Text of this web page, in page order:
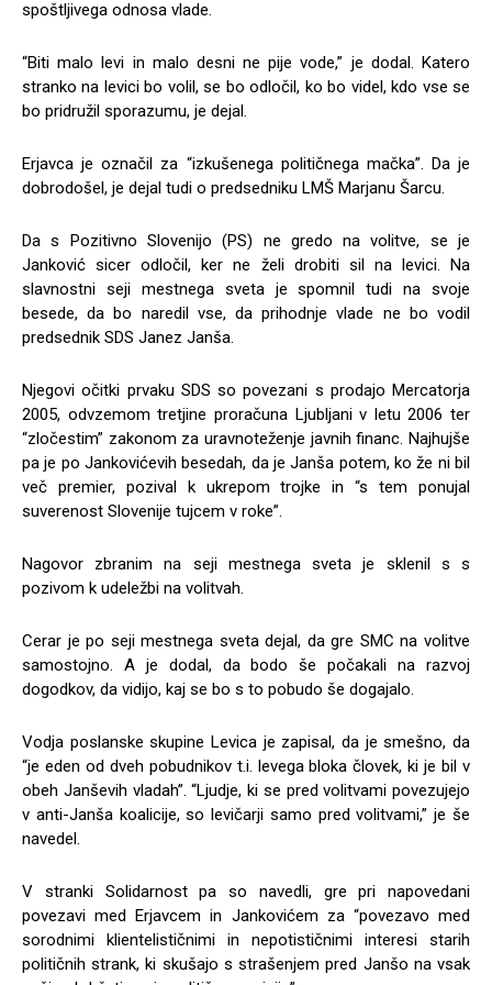
spoštljivega odnosa vlade.
“Biti malo levi in malo desni ne pije vode,” je dodal. Katero
stranko na levici bo volil, se bo odločil, ko bo videl, kdo vse se
bo pridružil sporazumu, je dejal.
Erjavca je označil za “izkušenega političnega mačka”. Da je
dobrodošel, je dejal tudi o predsedniku LMŠ Marjanu Šarcu.
Da s Pozitivno Slovenijo (PS) ne gredo na volitve, se je
Janković sicer odločil, ker ne želi drobiti sil na levici. Na
slavnostni seji mestnega sveta je spomnil tudi na svoje
besede, da bo naredil vse, da prihodnje vlade ne bo vodil
predsednik SDS Janez Janša.
Njegovi očitki prvaku SDS so povezani s prodajo Mercatorja
2005, odvzemom tretjine proračuna Ljubljani v letu 2006 ter
“zločestim” zakonom za uravnoteženje javnih financ. Najhujše
pa je po Jankovićevih besedah, da je Janša potem, ko že ni bil
več premier, pozival k ukrepom trojke in “s tem ponujal
suverenost Slovenije tujcem v roke”.
Nagovor zbranim na seji mestnega sveta je sklenil s s
pozivom k udeležbi na volitvah.
Cerar je po seji mestnega sveta dejal, da gre SMC na volitve
samostojno. A je dodal, da bodo še počakali na razvoj
dogodkov, da vidijo, kaj se bo s to pobudo še dogajalo.
Vodja poslanske skupine Levica je zapisal, da je smešno, da
“je eden od dveh pobudnikov t.i. levega bloka človek, ki je bil v
obeh Janševih vladah”. “Ljudje, ki se pred volitvami povezujejo
v anti-Janša koalicije, so levičarji samo pred volitvami,” je še
navedel.
V stranki Solidarnost pa so navedli, gre pri napovedani
povezavi med Erjavcem in Jankovićem za “povezavo med
sorodnimi klientelističnimi in nepotističnimi interesi starih
političnih strank, ki skušajo s strašenjem pred Janšo na vsak